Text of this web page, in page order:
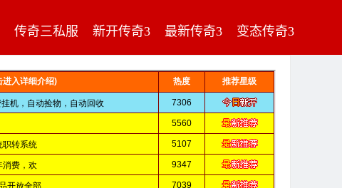
传奇三私服 新开传奇3 最新传奇3 变态传奇3